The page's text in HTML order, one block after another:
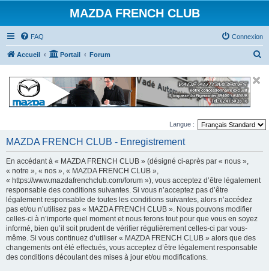
MAZDA FRENCH CLUB
FAQ Connexion
Accueil Portail Forum
r
Langue :
MAZDA FRENCH CLUB - Enregistrement
En accédant à « MAZDA FRENCH CLUB » (désigné ci-après par « nous »,
« notre », « nos », « MAZDA FRENCH CLUB »,
« https://www.mazdafrenchclub.com/forum »), vous acceptez d’être légalement
responsable des conditions suivantes. Si vous n’acceptez pas d’être
légalement responsable de toutes les conditions suivantes, alors n’accédez
pas et/ou n’utilisez pas « MAZDA FRENCH CLUB ». Nous pouvons modifier
celles-ci à n’importe quel moment et nous ferons tout pour que vous en soyez
informé, bien qu’il soit prudent de vérifier régulièrement celles-ci par vous-
même. Si vous continuez d’utiliser « MAZDA FRENCH CLUB » alors que des
changements ont été effectués, vous acceptez d’être légalement responsable
des conditions découlant des mises à jour et/ou modifications.